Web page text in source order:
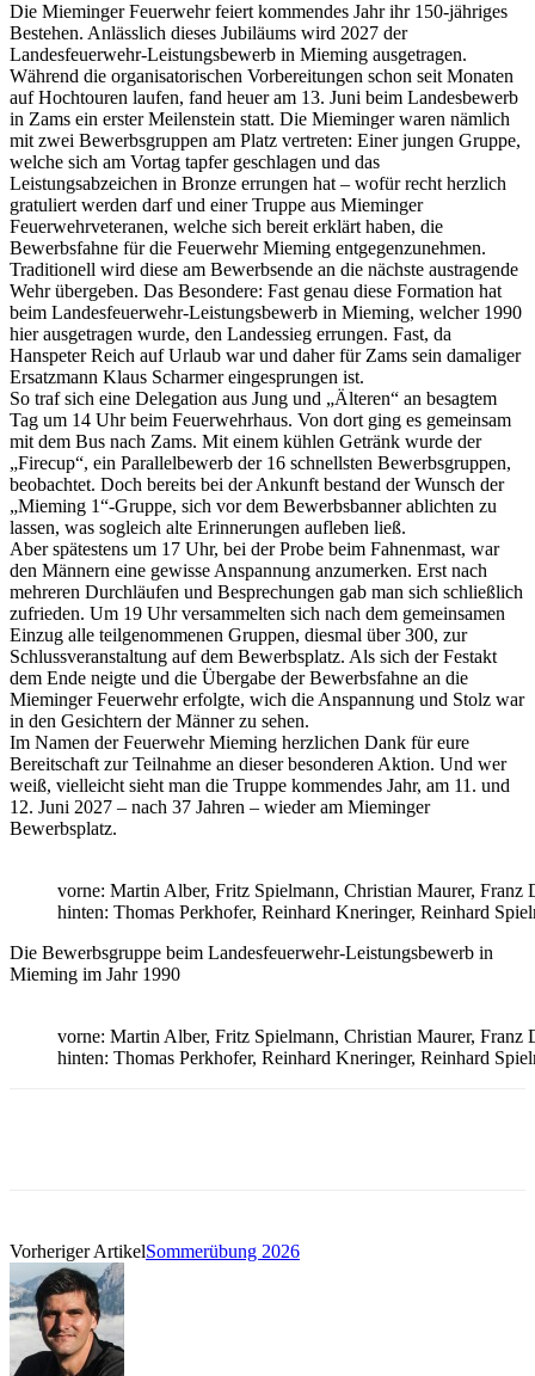
Die Mieminger Feuerwehr feiert kommendes Jahr ihr 150-jähriges
Bestehen. Anlässlich dieses Jubiläums wird 2027 der
Landesfeuerwehr-Leistungsbewerb in Mieming ausgetragen.
Während die organisatorischen Vorbereitungen schon seit Monaten
auf Hochtouren laufen, fand heuer am 13. Juni beim Landesbewerb
in Zams ein erster Meilenstein statt. Die Mieminger waren nämlich
mit zwei Bewerbsgruppen am Platz vertreten: Einer jungen Gruppe,
welche sich am Vortag tapfer geschlagen und das
Leistungsabzeichen in Bronze errungen hat – wofür recht herzlich
gratuliert werden darf und einer Truppe aus Mieminger
Feuerwehrveteranen, welche sich bereit erklärt haben, die
Bewerbsfahne für die Feuerwehr Mieming entgegenzunehmen.
Traditionell wird diese am Bewerbsende an die nächste austragende
Wehr übergeben. Das Besondere: Fast genau diese Formation hat
beim Landesfeuerwehr-Leistungsbewerb in Mieming, welcher 1990
hier ausgetragen wurde, den Landessieg errungen. Fast, da
Hanspeter Reich auf Urlaub war und daher für Zams sein damaliger
Ersatzmann Klaus Scharmer eingesprungen ist.
So traf sich eine Delegation aus Jung und „Älteren“ an besagtem
Tag um 14 Uhr beim Feuerwehrhaus. Von dort ging es gemeinsam
mit dem Bus nach Zams. Mit einem kühlen Getränk wurde der
„Firecup“, ein Parallelbewerb der 16 schnellsten Bewerbsgruppen,
beobachtet. Doch bereits bei der Ankunft bestand der Wunsch der
„Mieming 1“-Gruppe, sich vor dem Bewerbsbanner ablichten zu
lassen, was sogleich alte Erinnerungen aufleben ließ.
Aber spätestens um 17 Uhr, bei der Probe beim Fahnenmast, war
den Männern eine gewisse Anspannung anzumerken. Erst nach
mehreren Durchläufen und Besprechungen gab man sich schließlich
zufrieden. Um 19 Uhr versammelten sich nach dem gemeinsamen
Einzug alle teilgenommenen Gruppen, diesmal über 300, zur
Schlussveranstaltung auf dem Bewerbsplatz. Als sich der Festakt
dem Ende neigte und die Übergabe der Bewerbsfahne an die
Mieminger Feuerwehr erfolgte, wich die Anspannung und Stolz war
in den Gesichtern der Männer zu sehen.
Im Namen der Feuerwehr Mieming herzlichen Dank für eure
Bereitschaft zur Teilnahme an dieser besonderen Aktion. Und wer
weiß, vielleicht sieht man die Truppe kommendes Jahr, am 11. und
12. Juni 2027 – nach 37 Jahren – wieder am Mieminger
Bewerbsplatz.
vorne: Martin Alber, Fritz Spielmann, Christian Maurer, Franz
hinten: Thomas Perkhofer, Reinhard Kneringer, Reinhard
Die Bewerbsgruppe beim Landesfeuerwehr-Leistungsbewerb in
Mieming im Jahr 1990
vorne: Martin Alber, Fritz Spielmann, Christian Maurer, Franz
hinten: Thomas Perkhofer, Reinhard Kneringer, Reinhard
Vorheriger ArtikelSommerübung 2026